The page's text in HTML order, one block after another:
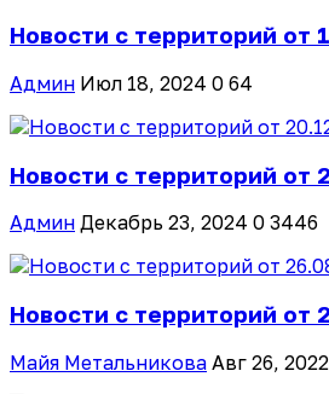
Новости с территорий от
Админ Июл 18, 2024 0 64
Новости с территорий от
Админ Декабрь 23, 2024 0 3446
Новости с территорий от
Майя Метальникова Авг 26, 2022